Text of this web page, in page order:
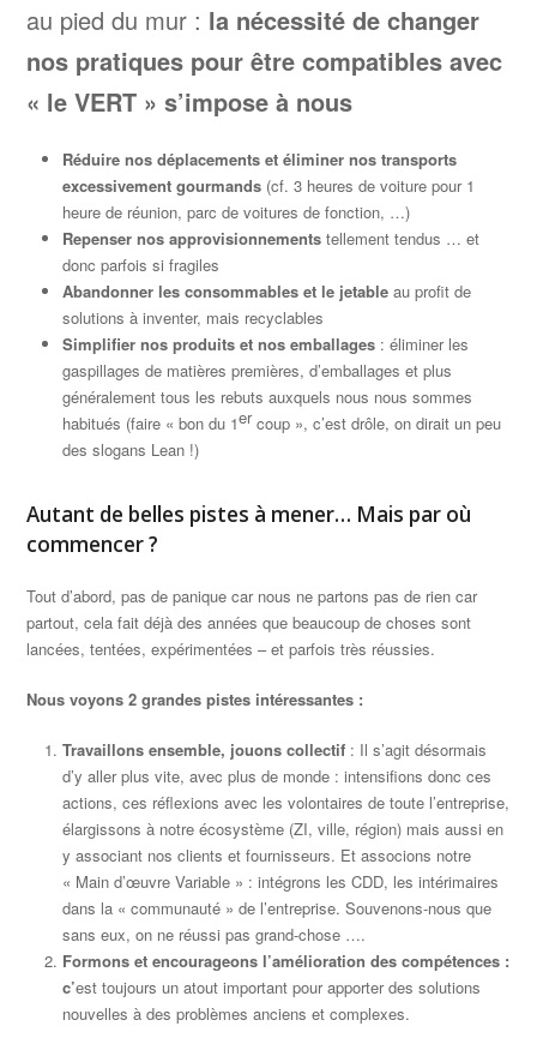
au pied du mur : la nécessité de changer
nos pratiques pour être compatibles avec
« le VERT » s’impose à nous
Réduire nos déplacements et éliminer nos transports
excessivement gourmands (cf. 3 heures de voiture pour 1
heure de réunion, parc de voitures de fonction, …)
Repenser nos approvisionnementstellement tendus … et
donc parfois si fragiles
Abandonner les consommables et le jetable au profit de
solutions à inventer, mais recyclables
Simplifier nos produits et nos emballages : éliminer les
gaspillages de matières premières, d’emballages et plus
généralement tous les rebuts auxquels nous nous sommes
habitués (faire « bon du 1ercoup », c’est drôle, on dirait un peu
des slogans Lean !)
Autant de belles pistes à mener… Mais par où
commencer ?
Tout d’abord, pas de panique car nous ne partons pas de rien car
partout, cela fait déjà des années que beaucoup de choses sont
lancées, tentées, expérimentées – et parfois très réussies.
Nous voyons 2 grandes pistes intéressantes :
Travaillons ensemble, jouons collectif : Il s’agit désormais
d’y aller plus vite, avec plus de monde : intensifions donc ces
actions, ces réflexions avec les volontaires de toute l’entreprise,
élargissons à notre écosystème (ZI, ville, région) mais aussi en
y associant nos clients et fournisseurs. Et associons notre
« Main d’œuvre Variable » : intégrons les CDD, les intérimaires
dans la « communauté » de l’entreprise. Souvenons-nous que
sans eux, on ne réussi pas grand-chose ….
Formons et encourageons l’amélioration des compétences :
c’est toujours un atout important pour apporter des solutions
nouvelles à des problèmes anciens et complexes.